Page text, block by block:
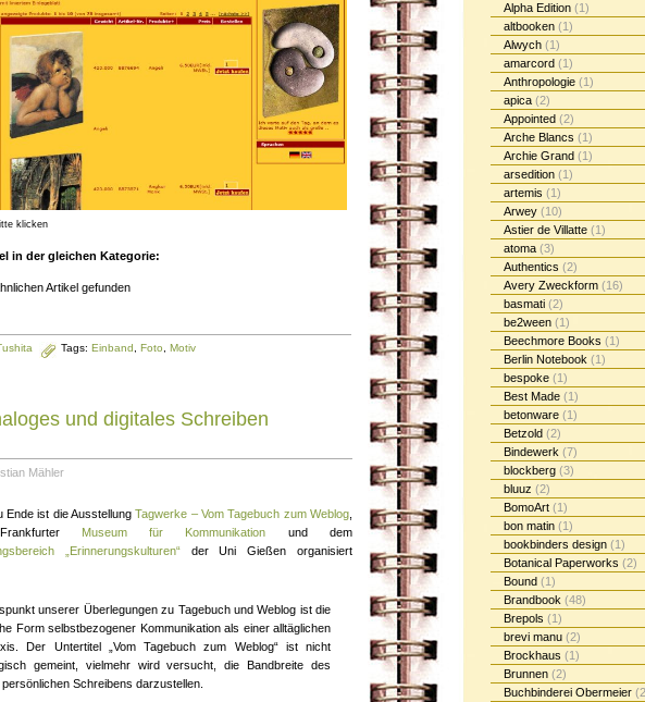
klicken
in der gleichen Kategorie:
Artikel gefunden
Tags: Einband Foto Motiv
und digitales Schreiben
Mähler
Ende ist die AusstellungTagwerke – Vom Tagebuch zum Weblog
Museum für Kommunikation und dem
„Erinnerungskulturen“der Uni Gießen organisiert
unserer Überlegungen zu Tagebuch und Weblog ist die
Form selbstbezogener Kommunikation als einer alltäglichen
Der Untertitel „Vom Tagebuch zum Weblog“ ist nicht
gemeint, vielmehr wird versucht, die Bandbreite des
Schreibens darzustellen.
Alpha Edition (1)
altbooken (1)
Alwych (1)
amarcord (1)
Anthropologie (1)
apica (2)
Appointed (2)
Arche Blancs (1)
Archie Grand (1)
arsedition (1)
artemis (1)
Arwey (10)
Astier de Villatte (1)
atoma (3)
Authentics (2)
Avery Zweckform (16)
basmati (2)
be2ween (1)
Beechmore Books (1)
Berlin Notebook (1)
bespoke (1)
Best Made (1)
betonware (1)
Betzold (2)
Bindewerk (7)
blockberg (3)
bluuz (2)
BomoArt (1)
bon matin (1)
bookbinders design (1)
Botanical Paperworks (2)
Bound (1)
Brandbook (48)
Brepols (1)
brevi manu (2)
Brockhaus (1)
Brunnen (2)
Buchbinderei Obermeier